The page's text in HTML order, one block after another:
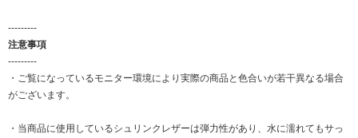
---------
注意事項
---------
・ご覧になっているモニター環境により実際の商品と色合いが若干異なる場合
がございます。
・当商品に使用しているシュリンクレザーは弾力性があり、水に濡れてもサっ